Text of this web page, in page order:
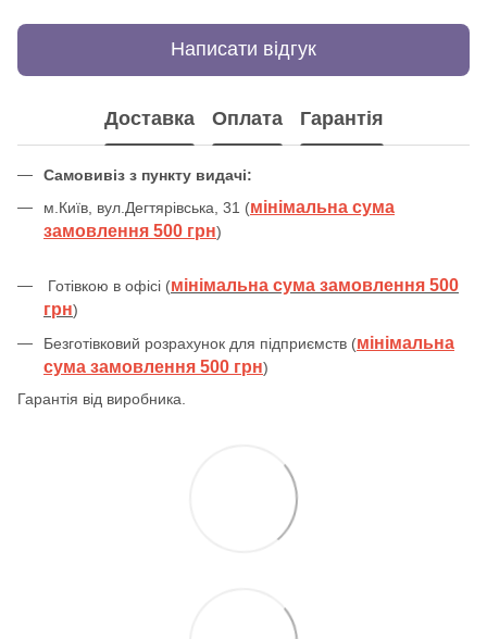
Написати відгук
Доставка Оплата Гарантія
Самовивіз з пункту видачі:
м.Київ, вул.Дегтярівська, 31 (мінімальна сума
замовлення 500 грн)
Готівкою в офісі (мінімальна сума замовлення 500
грн)
Безготівковий розрахунок для підприємств (мінімальна
сума замовлення 500 грн)
Гарантія від виробника.